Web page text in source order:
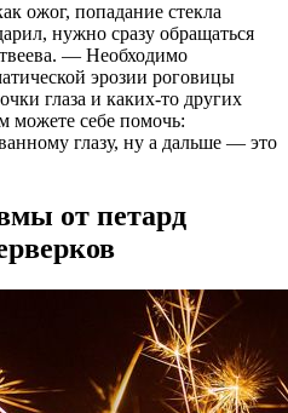
ожог, попадание стекла
нужно сразу обращаться
— Необходимо
эрозии роговицы
глаза и каких-то других
можете себе помочь:
глазу, ну а дальше — это
от петард